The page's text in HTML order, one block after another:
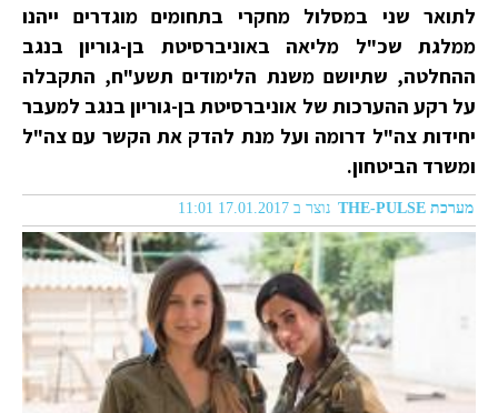
לתואר שני במסלול מחקרי בתחומים מוגדרים ייהנו
ממלגת שכ"ל מליאה באוניברסיטת בן-גוריון בנגב
ההחלטה, שתיושם משנת הלימודים תשע"ח, התקבלה
על רקע ההערכות של אוניברסיטת בן-גוריון בנגב למעבר
יחידות צה"ל דרומה ועל מנת להדק את הקשר עם צה"ל
ומשרד הביטחון.
מערכת THE-PULSE נוצר ב 17.01.2017 11:01